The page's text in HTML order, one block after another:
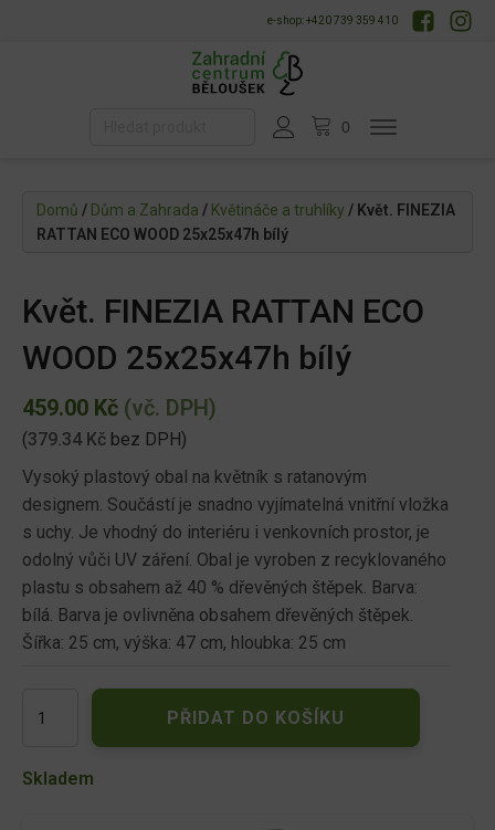
e-shop: +420 739 359 410
Domů / Dům a Zahrada / Květináče a truhlíky / Květ. FINEZIA
RATTAN ECO WOOD 25x25x47h bílý
Květ. FINEZIA RATTAN ECO
WOOD 25x25x47h bílý
459.00 Kč (vč. DPH)
(379.34 Kč bez DPH)
Vysoký plastový obal na květník s ratanovým
designem. Součástí je snadno vyjímatelná vnitřní vložka
s uchy. Je vhodný do interiéru i venkovních prostor, je
odolný vůči UV záření. Obal je vyroben z recyklovaného
plastu s obsahem až 40 % dřevěných štěpek. Barva:
bílá. Barva je ovlivněna obsahem dřevěných štěpek.
Šířka: 25 cm, výška: 47 cm, hloubka: 25 cm
FINEZIA
ECO
PŘIDAT DO KOŠÍKU
Skladem